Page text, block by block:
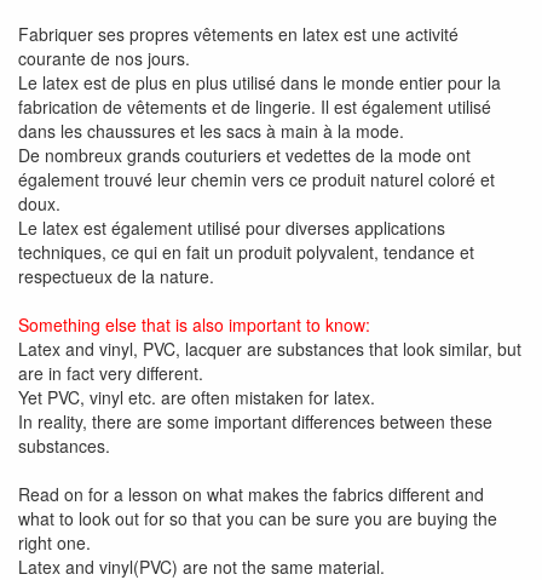
Fabriquer ses propres vêtements en latex est une activité
courante de nos jours.
Le latex est de plus en plus utilisé dans le monde entier pour la
fabrication de vêtements et de lingerie. Il est également utilisé
dans les chaussures et les sacs à main à la mode.
De nombreux grands couturiers et vedettes de la mode ont
également trouvé leur chemin vers ce produit naturel coloré et
doux.
Le latex est également utilisé pour diverses applications
techniques, ce qui en fait un produit polyvalent, tendance et
respectueux de la nature.
Something else that is also important to know:
Latex and vinyl, PVC, lacquer are substances that look similar, but
are in fact very different.
Yet PVC, vinyl etc. are often mistaken for latex.
In reality, there are some important differences between these
substances.
Read on for a lesson on what makes the fabrics different and
what to look out for so that you can be sure you are buying the
right one.
Latex and vinyl(PVC) are not the same material.